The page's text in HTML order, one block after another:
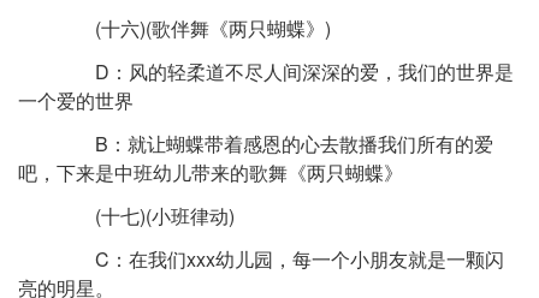
(十六)(歌伴舞《两只蝴蝶》)
D：风的轻柔道不尽人间深深的爱，我们的世界是
一个爱的世界
B：就让蝴蝶带着感恩的心去散播我们所有的爱
吧，下来是中班幼儿带来的歌舞《两只蝴蝶》
(十七)(小班律动)
C：在我们xxx幼儿园，每一个小朋友就是一颗闪
亮的明星。